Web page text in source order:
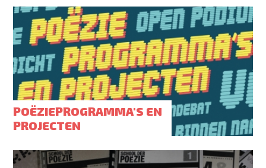
POËZIEPROGRAMMA'S EN
PROJECTEN